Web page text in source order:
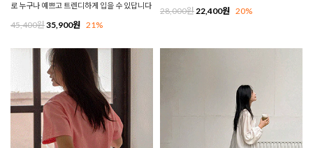
로 누구나 예쁘고 트렌디하게 입을 수 있답니다
45,400원35,900원 21%
28,000원22,400원 20%